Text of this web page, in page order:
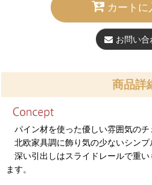
カートに
お問い合
商品詳
パイン材を使った優しい雰囲気のチ
北欧家具調に飾り気の少ないシンプ
深い引出しはスライドレールで重
ます。